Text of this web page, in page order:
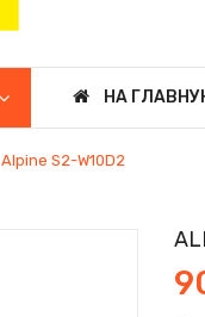
НА
Alpine S2-W10D2